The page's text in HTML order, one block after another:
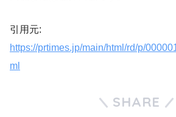
引用元:
https://prtimes.jp/main/html/rd/p/
ml
SHARE